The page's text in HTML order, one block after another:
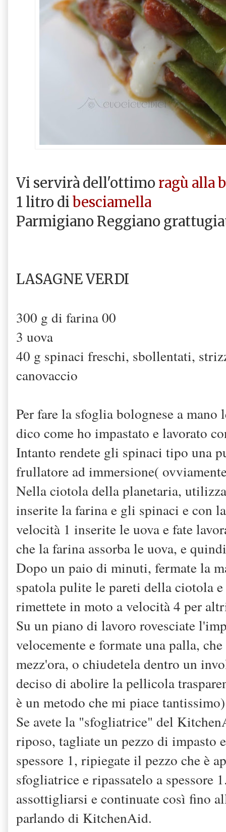
Vi servirà dell'ottimo ragù alla
1 litro di besciamella
Parmigiano Reggiano
LASAGNE VERDI
300 g di farina 00
3 uova
40 g spinaci freschi, sbollentati,
canovaccio
Per fare la sfoglia bolognese a mano
dico come ho impastato e lavorato
Intanto rendete gli spinaci tipo una
frullatore ad immersione(
Nella ciotola della planetaria,
inserite la farina e gli spinaci e con
velocità 1 inserite le uova e fate
che la farina assorba le uova, e
Dopo un paio di minuti, fermate la
spatola pulite le pareti della ciotola
rimettete in moto a velocità 4 per
Su un piano di lavoro rovesciate
velocemente e formate una palla,
mezz'ora, o chiudetela dentro un
deciso di abolire la pellicola
è un metodo che mi piace
Se avete la "sfogliatrice" del
riposo, tagliate un pezzo di impasto
spessore 1, ripiegate il pezzo che è
sfogliatrice e ripassatelo a spessore
assottigliarsi e continuate così fino
parlando di KitchenAid.